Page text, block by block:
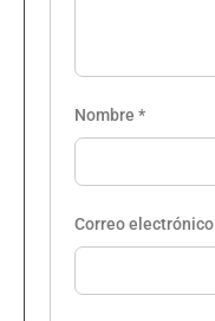
Nombre *
Correo electrónico